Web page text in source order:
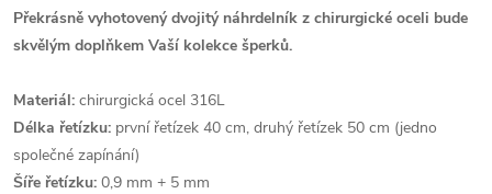
Překrásně vyhotovený dvojitý náhrdelník z chirurgické oceli bude
skvělým doplňkem Vaší kolekce šperků.
Materiál: chirurgická ocel 316L
Délka řetízku: první řetízek 40 cm, druhý řetízek 50 cm (jedno
společné zapínání)
Šíře řetízku: 0,9 mm + 5 mm